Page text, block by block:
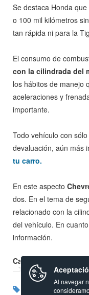
Se destaca Honda
o 100 mil kilómetros
tan rápida ni para la
El consumo de
con la cilindrada del
los hábitos de manejo
aceleraciones y
importante.
Todo vehículo con
devaluación, aún más
tu carro.
En este aspecto
dos. En el tema de
relacionado con la
del vehículo. En
información.
Calificación:
Consulta
Al navegar